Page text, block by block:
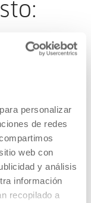
personalizar
de redes
web con
y análisis
información
recopilado a